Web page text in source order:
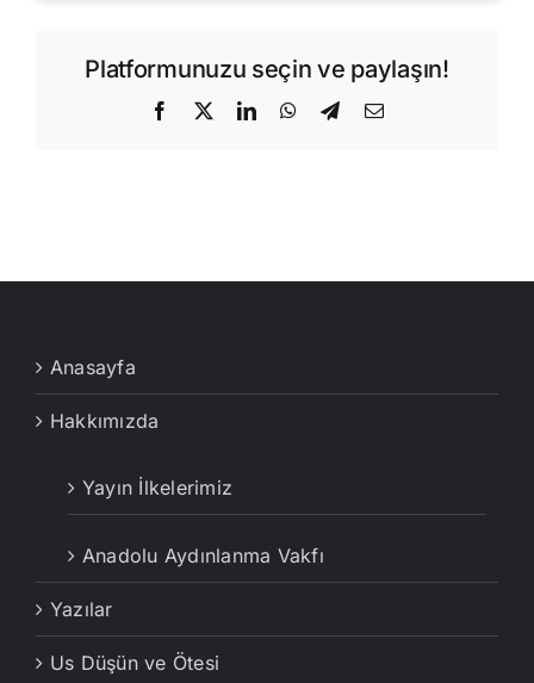
Platformunuzu seçin ve paylaşın!
Facebook
X LinkedInWhatsApp
Telegram
E-
Anasayfa
Hakkımızda
Yayın İlkelerimiz
Anadolu Aydınlanma Vakfı
Yazılar
Us Düşün ve Ötesi